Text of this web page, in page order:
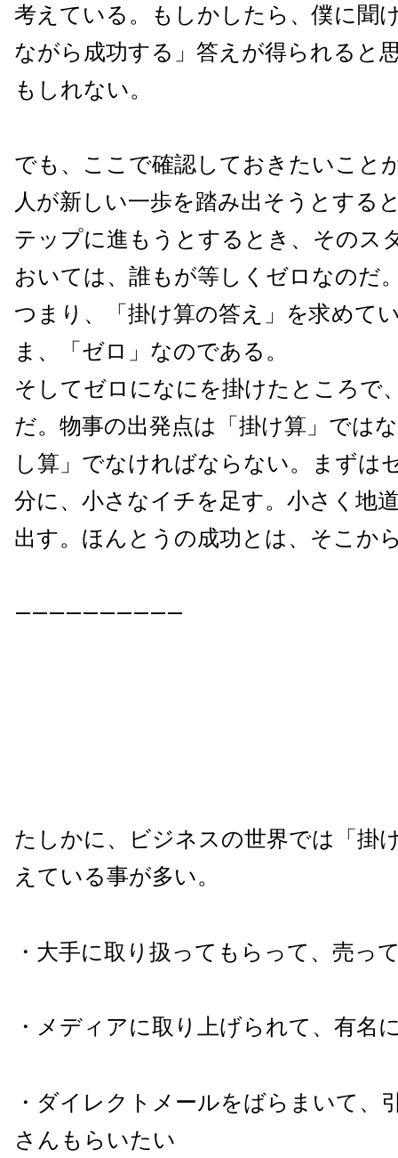
考えている。
もしかしたら、僕に聞
ながら成功する」 答えが得られると
もしれない。
でも、ここで確認しておきたいこと
人が新しい一歩を踏み出そうとする
テップに進もうとするとき、 そのス
おいては、誰もが等しくゼロなのだ
つまり、「掛け算の答え」を求めて
ま、「ゼロ」 なのである。
そしてゼロになにを掛けたところで
だ。 物事の出発点は「掛け算」では
し算」 でなければならない。まずは
分に、 小さなイチを足す。小さく地
出す。 ほんとうの成功とは、そこか
——————————
たしかに、ビジネスの世界では「掛
えている事が多い。
・大手に取り扱ってもらって、売っ
・メディアに取り上げられて、有名
・ダイレクトメールをばらまいて、
さんもらいたい